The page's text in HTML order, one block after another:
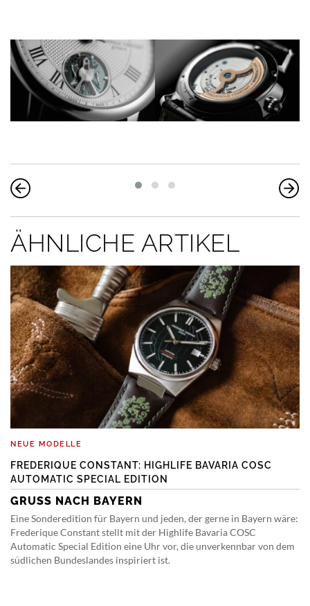
ÄHNLICHE ARTIKEL
NEUE MODELLE
FREDERIQUE CONSTANT: HIGHLIFE BAVARIA COSC
AUTOMATIC SPECIAL EDITION
GRUSS NACH BAYERN
Eine Sonderedition für Bayern und jeden, der gerne in Bayern wäre:
Frederique Constant stellt mit der Highlife Bavaria COSC
Automatic Special Edition eine Uhr vor, die unverkennbar von dem
südlichen Bundeslandes inspiriert ist.